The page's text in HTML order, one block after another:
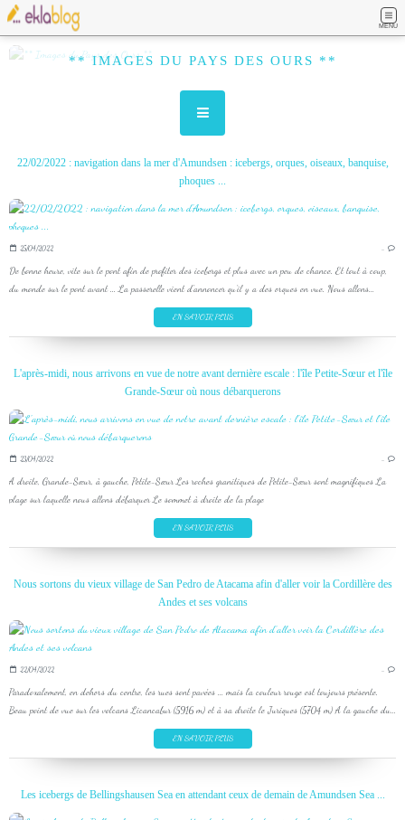
MENU
** IMAGES DU PAYS DES OURS **
22/02/2022 : navigation dans la mer d'Amundsen : icebergs, orques, oiseaux, banquise,
phoques ...
25/04/2022 …
De bonne heure, vite sur le pont afin de profiter des icebergs et plus avec un peu de chance. Et tout à coup,
du monde sur le pont avant ... La passerelle vient d'annoncer qu'il y a des orques en vue. Nous allons...
EN SAVOIR PLUS
L'après-midi, nous arrivons en vue de notre avant dernière escale : l'île Petite-Sœur et l'île
Grande-Sœur où nous débarquerons
23/04/2022 …
A droite, Grande-Sœur, à gauche, Petite-Sœur Les roches granitiques de Petite-Sœur sont magnifiques La
plage sur laquelle nous allons débarquer Le sommet à droite de la plage
EN SAVOIR PLUS
Nous sortons du vieux village de San Pedro de Atacama afin d'aller voir la Cordillère des
Andes et ses volcans
22/04/2022 …
Paradoxalement, en dehors du centre, les rues sont pavées ... mais la couleur rouge est toujours présente.
Beau point de vue sur les volcans Licancabur (5916 m) et à sa droite le Juriques (5704 m) A la gauche du...
EN SAVOIR PLUS
Les icebergs de Bellingshausen Sea en attendant ceux de demain de Amundsen Sea ...